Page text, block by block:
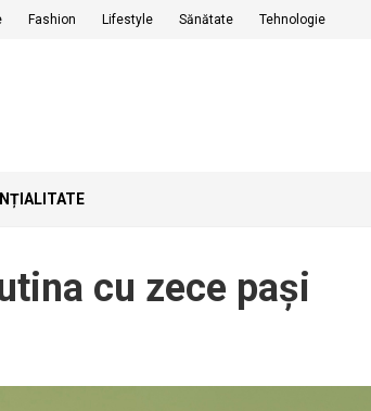
Fashion Lifestyle Sănătate Tehnologie
cu zece pași